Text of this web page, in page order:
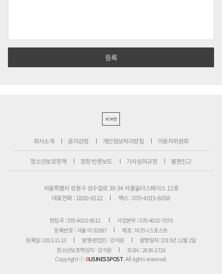
PC버전
회사소개 윤리강령 개인정보처리방침 이용자위원회
청소년보호정책 정정·반론보도 기사심의규정 불편신고
서울특별시 성동구 성수일로 39-34 서울숲더스페이스 12층
대표전화 : 1800-6522
팩스 : 070-4015-8658
편집국 : 070-4010-8512
사업본부 : 070-4010-7078
등록번호 : 서울 아 02897
제호 : 비즈니스포스트
등록일: 2013.11.13
발행·편집인 : 강석운
발행일자: 2013년 12월 2일
청소년보호책임자 : 강석운
ISSN : 2636-171X
Copyright ⓒBUSINESSPOST. All rights reserved.